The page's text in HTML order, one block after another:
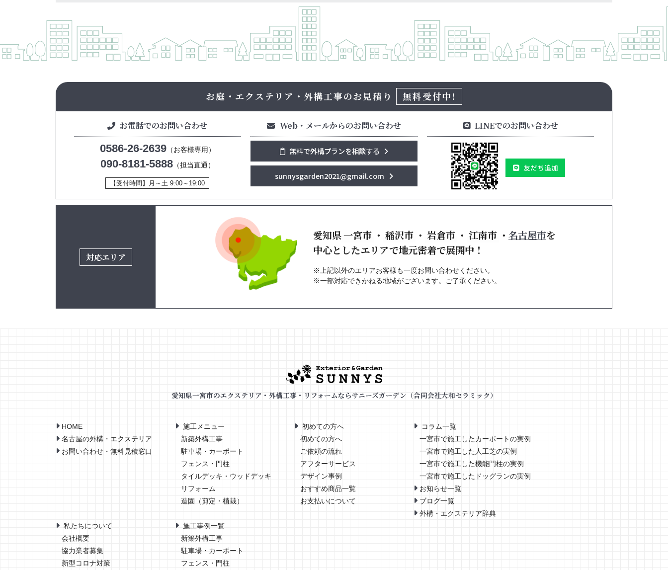
お庭・エクステリア・外構工事のお見積り 無料受付中!
お電話でのお問い合わせ
0586-26-2639（お客様専用）
090-8181-5888（担当直通）
【受付時間】月～土 9:00～19:00
Web・メールからのお問い合わせ
無料で外構プランを相談する
sunnysgarden2021@gmail.com
LINEでのお問い合わせ
友だち追加
対応エリア
愛知県一宮市 ・ 稲沢市 ・ 岩倉市 ・ 江南市 ・ 名古屋市を
中心としたエリアで地元密着で展開中！
※上記以外のエリアお客様も一度お問い合わせください。
※一部対応できかねる地域がございます。ご了承ください。
愛知県一宮市のエクステリア・外構工事・リフォームならサニーズガーデン（合同会社大和セラミック）
HOME
名古屋の外構・エクステリア
お問い合わせ・無料見積窓口
施工メニュー
新築外構工事
駐車場・カーポート
フェンス・門柱
タイルデッキ・ウッドデッキ
リフォーム
造園（剪定・植栽）
初めての方へ
初めての方へ
ご依頼の流れ
アフターサービス
デザイン事例
おすすめ商品一覧
お支払いについて
コラム一覧
一宮市で施工したカーポートの実例
一宮市で施工した人工芝の実例
一宮市で施工した機能門柱の実例
一宮市で施工したドッグランの実例
お知らせ一覧
ブログ一覧
外構・エクステリア辞典
私たちについて
会社概要
協力業者募集
新型コロナ対策
施工事例一覧
新築外構工事
駐車場・カーポート
フェンス・門柱